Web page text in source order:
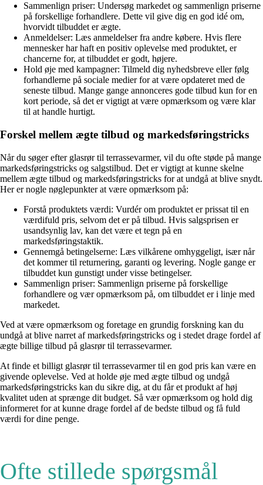
Sammenlign priser: Undersøg markedet og sammenlign priserne
på forskellige forhandlere. Dette vil give dig en god idé om,
hvorvidt tilbuddet er ægte.
Anmeldelser: Læs anmeldelser fra andre købere. Hvis flere
mennesker har haft en positiv oplevelse med produktet, er
chancerne for, at tilbuddet er godt, højere.
Hold øje med kampagner: Tilmeld dig nyhedsbreve eller følg
forhandlerne på sociale medier for at være opdateret med de
seneste tilbud. Mange gange annonceres gode tilbud kun for en
kort periode, så det er vigtigt at være opmærksom og være klar
til at handle hurtigt.
Forskel mellem ægte tilbud og markedsføringstricks
Når du søger efter glasrør til terrassevarmer, vil du ofte støde på mange
markedsføringstricks og salgstilbud. Det er vigtigt at kunne skelne
mellem ægte tilbud og markedsføringstricks for at undgå at blive snydt.
Her er nogle nøglepunkter at være opmærksom på:
Forstå produktets værdi: Vurdér om produktet er prissat til en
værdifuld pris, selvom det er på tilbud. Hvis salgsprisen er
usandsynlig lav, kan det være et tegn på en
markedsføringstaktik.
Gennemgå betingelserne: Læs vilkårene omhyggeligt, især når
det kommer til returnering, garanti og levering. Nogle gange er
tilbuddet kun gunstigt under visse betingelser.
Sammenlign priser: Sammenlign priserne på forskellige
forhandlere og vær opmærksom på, om tilbuddet er i linje med
markedet.
Ved at være opmærksom og foretage en grundig forskning kan du
undgå at blive narret af markedsføringstricks og i stedet drage fordel af
ægte billige tilbud på glasrør til terrassevarmer.
At finde et billigt glasrør til terrassevarmer til en god pris kan være en
givende oplevelse. Ved at holde øje med ægte tilbud og undgå
markedsføringstricks kan du sikre dig, at du får et produkt af høj
kvalitet uden at sprænge dit budget. Så vær opmærksom og hold dig
informeret for at kunne drage fordel af de bedste tilbud og få fuld
værdi for dine penge.
Ofte stillede spørgsmål